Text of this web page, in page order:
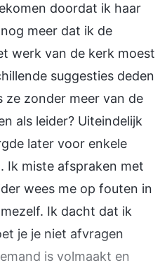
doordat ik haar
meer dat ik de
werk van de kerk moest
suggesties deden
ze zonder meer van de
als leider? Uiteindelijk
later voor enkele
Ik miste afspraken met
wees me op fouten in
Ik dacht dat ik
je je niet afvragen
is volmaakt en